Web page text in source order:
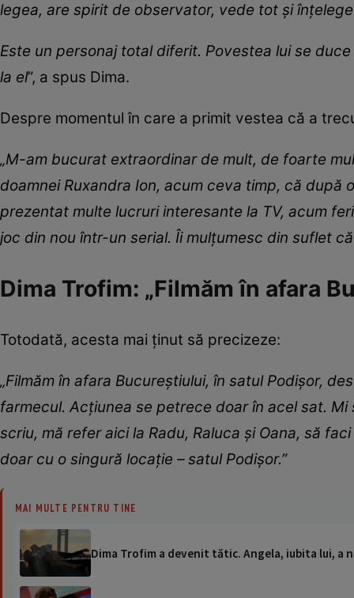
legea, are spirit de observator, vede tot şi
Este un personaj total diferit. Povestea lui se
la el”, a spus Dima.
Despre momentul în care a primit vestea că a
„M-am bucurat extraordinar de mult, de foarte
doamnei Ruxandra Ion, acum ceva timp, că după
prezentat multe lucruri interesante la TV, acum
joc din nou într-un serial. Îi mulţumesc din suflet
Dima Trofim: „Filmăm în afara
Totodată, acesta mai ținut să precizeze:
„Filmăm în afara Bucureştiului, în satul Podişor,
farmecul. Acţiunea se petrece doar în acel sat.
scriu, mă refer aici la Radu, Raluca şi Oana, să
doar cu o singură locaţie – satul Podişor.”
MAI MULTE PENTRU TINE
Dima Trofim a devenit tătic. Angela, iubita lui, a